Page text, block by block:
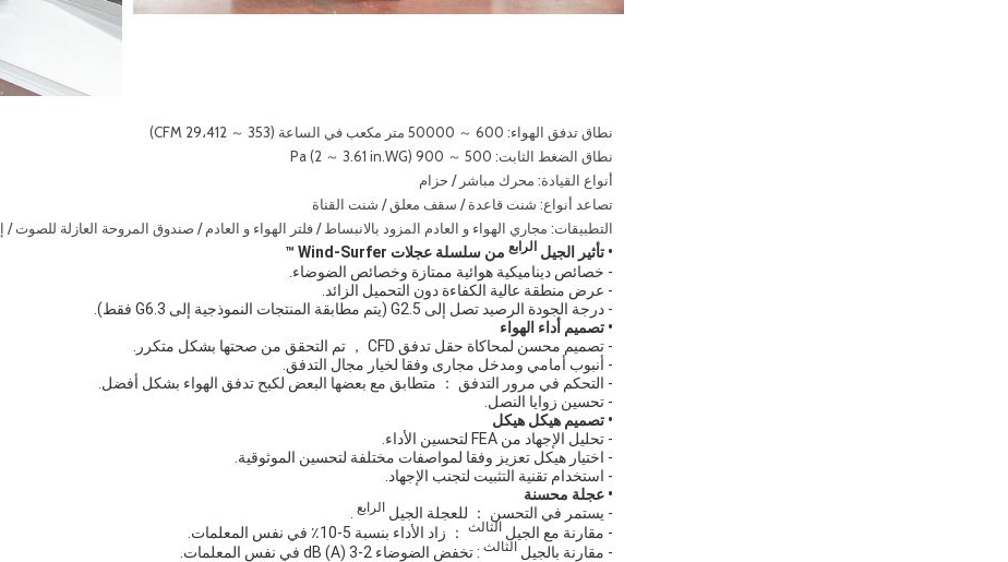
نطاق تدفق الهواء: 600 ～ 50000 متر مكعب في الساعة (353 ～ 29،412 CFM)
نطاق الضغط الثابت: 500 ～ 900 Pa (2 ～ 3.61 in.WG)
أنواع القيادة: محرك مباشر / حزام
تصاعد أنواع: شنت قاعدة / سقف معلق / شنت القناة
التطبيقات: مجاري الهواء و العادم المزود بالانبساط / فلتر الهواء و العادم / صندوق المروحة العازلة للصوت /
• تأثير الجيل الرابع من سلسلة عجلات Wind-Surfer ™
- خصائص ديناميكية هوائية ممتازة وخصائص الضوضاء.
- عرض منطقة عالية الكفاءة دون التحميل الزائد.
- درجة الجودة الرصيد تصل إلى G2.5 (يتم مطابقة المنتجات النموذجية إلى G6.3 فقط).
• تصميم أداء الهواء
- تصميم محسن لمحاكاة حقل تدفق CFD ， تم التحقق من صحتها بشكل متكرر.
- أنبوب أمامي ومدخل مجارى وفقا لخيار مجال التدفق.
- التحكم في مرور التدفق ： متطابق مع بعضها البعض لكبح تدفق الهواء بشكل أفضل.
- تحسين زوايا النصل.
• تصميم هيكل هيكل
- تحليل الإجهاد من FEA لتحسين الأداء.
- اختيار هيكل تعزيز وفقا لمواصفات مختلفة لتحسين الموثوقية.
- استخدام تقنية التثبيت لتجنب الإجهاد.
• عجلة محسنة
- يستمر في التحسن ： للعجلة الجيل الرابع
- مقارنة مع الجيل الثالث
： زاد الأداء بنسبة 5-10٪ في نفس المعلمات.
- مقارنة بالجيل الثالث : تخفض الضوضاء 2-3 dB (A) في نفس المعلمات.